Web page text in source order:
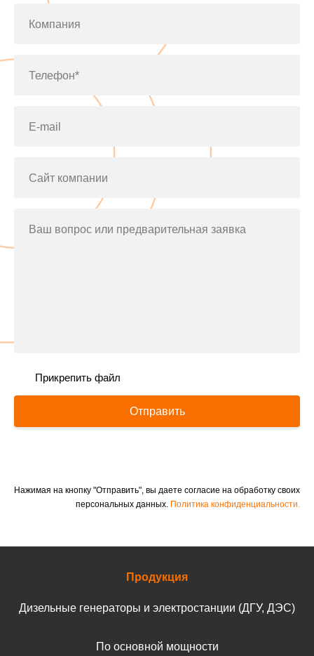
Компания
Телефон*
E-mail
Сайт компании
Ваш вопрос или предварительная заявка
Прикрепить файл
Отправить
Нажимая на кнопку "Отправить", вы даете согласие на обработку своих
персональных данных. Политика конфиденциальности.
Продукция
Дизельные генераторы и электростанции (ДГУ, ДЭС)
По основной мощности